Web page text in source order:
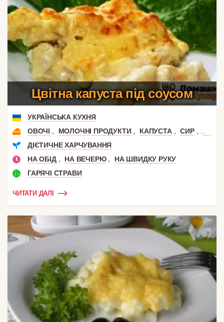
Цвітна капуста під соусом
УКРАЇНСЬКА КУХНЯ
ОВОЧІ , МОЛОЧНІ ПРОДУКТИ , КАПУСТА , СИР ,
ДІЄТИЧНЕ ХАРЧУВАННЯ
НА ОБІД , НА ВЕЧЕРЮ ,
НА ШВИДКУ РУКУ
ГАРЯЧІ СТРАВИ
ЧИТАТИ ДАЛІ